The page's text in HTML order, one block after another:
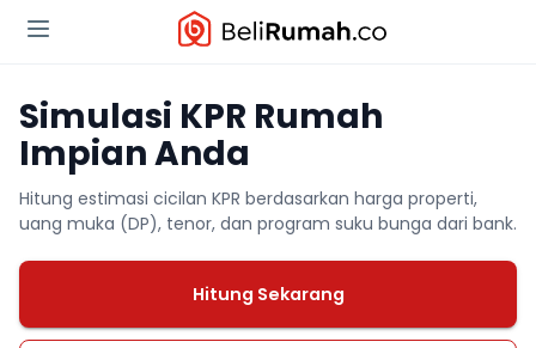
Simulasi KPR Rumah
Impian Anda
Hitung estimasi cicilan KPR berdasarkan harga properti,
uang muka (DP), tenor, dan program suku bunga dari bank.
Hitung Sekarang